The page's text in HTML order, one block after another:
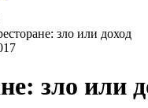
зло или доход
зло или